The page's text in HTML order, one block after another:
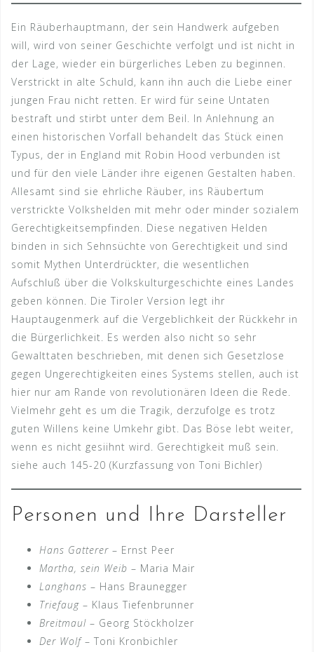
Ein Räuberhauptmann, der sein Handwerk aufgeben
will, wird von seiner Geschichte verfolgt und ist nicht in
der Lage, wieder ein bürgerliches Leben zu beginnen.
Verstrickt in alte Schuld, kann ihn auch die Liebe einer
jungen Frau nicht retten. Er wird für seine Untaten
bestraft und stirbt unter dem Beil. In Anlehnung an
einen historischen Vorfall behandelt das Stück einen
Typus, der in England mit Robin Hood verbunden ist
und für den viele Länder ihre eigenen Gestalten haben.
Allesamt sind sie ehrliche Räuber, ins Räubertum
verstrickte Volkshelden mit mehr oder minder sozialem
Gerechtigkeitsempfinden. Diese negativen Helden
binden in sich Sehnsüchte von Gerechtigkeit und sind
somit Mythen Unterdrückter, die wesentlichen
Aufschluß über die Volkskulturgeschichte eines Landes
geben können. Die Tiroler Version legt ihr
Hauptaugenmerk auf die Vergeblichkeit der Rückkehr in
die Bürgerlichkeit. Es werden also nicht so sehr
Gewalttaten beschrieben, mit denen sich Gesetzlose
gegen Ungerechtigkeiten eines Systems stellen, auch ist
hier nur am Rande von revolutionären Ideen die Rede.
Vielmehr geht es um die Tragik, derzufolge es trotz
guten Willens keine Umkehr gibt. Das Böse lebt weiter,
wenn es nicht gesiihnt wird. Gerechtigkeit muß sein.
siehe auch 145-20 (Kurzfassung von Toni Bichler)
Personen und Ihre Darsteller
Hans Gatterer – Ernst Peer
Martha, sein Weib – Maria Mair
Langhans – Hans Braunegger
Triefaug – Klaus Tiefenbrunner
Breitmaul – Georg Stöckholzer
Der Wolf– Toni Kronbichler